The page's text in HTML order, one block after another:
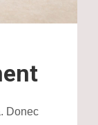
Donec